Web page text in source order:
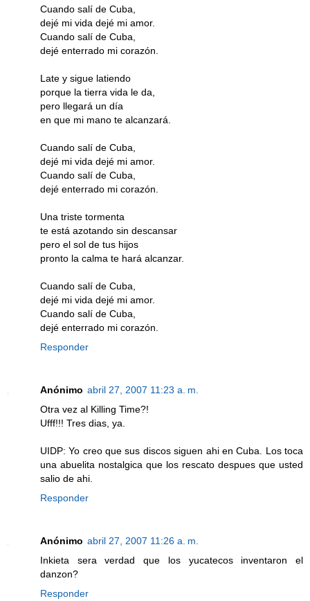
Cuando salí de Cuba,
dejé mi vida dejé mi amor.
Cuando salí de Cuba,
dejé enterrado mi corazón.
Late y sigue latiendo
porque la tierra vida le da,
pero llegará un día
en que mi mano te alcanzará.
Cuando salí de Cuba,
dejé mi vida dejé mi amor.
Cuando salí de Cuba,
dejé enterrado mi corazón.
Una triste tormenta
te está azotando sin descansar
pero el sol de tus hijos
pronto la calma te hará alcanzar.
Cuando salí de Cuba,
dejé mi vida dejé mi amor.
Cuando salí de Cuba,
dejé enterrado mi corazón.
Responder
Anónimo abril 27, 2007 11:23 a. m.
Otra vez al Killing Time?!
Ufff!!! Tres dias, ya.
UIDP: Yo creo que sus discos siguen ahi en Cuba. Los toca
una abuelita nostalgica que los rescato despues que usted
salio de ahi.
Responder
Anónimo abril 27, 2007 11:26 a. m.
Inkieta sera verdad que los yucatecos inventaron el
danzon?
Responder